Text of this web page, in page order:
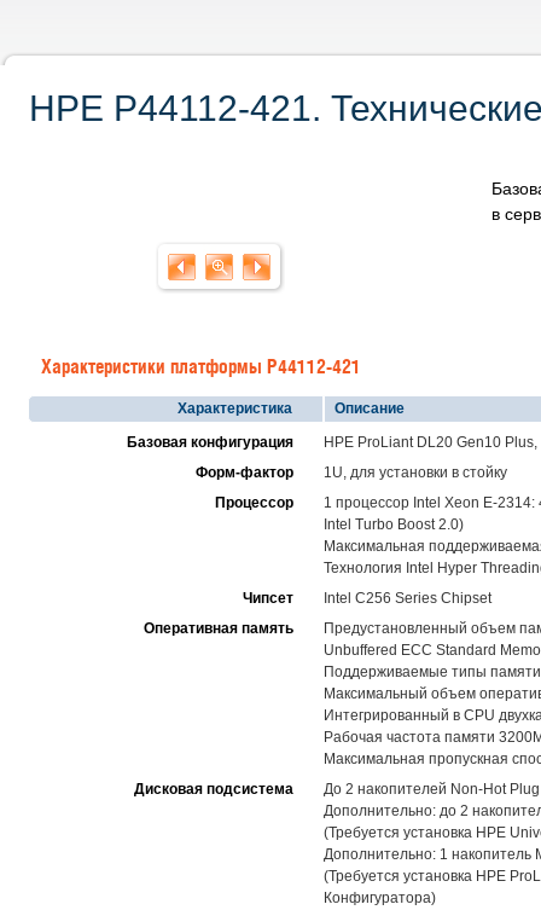
HPE P44112-421.
в
Характеристики платформы P44112-421
Характеристика
Описание
Базовая конфигурация
HPE ProLiant DL20 Gen10
Форм-фактор
1U, для установки в стойку
Процессор
1 процессор Intel Xeon E-2314:
Intel Turbo Boost 2.0)
Максимальная
Технология Intel Hyper
Чипсет
Intel C256 Series Chipset
Оперативная память
Предустановленный объем
Unbuffered ECC Standard
Поддерживаемые типы
Максимальный объем
Интегрированный в CPU
Рабочая частота памяти
Максимальная пропускная
Дисковая подсистема
До 2 накопителей Non-Hot
Дополнительно: до 2
(Требуется установка HPE
Дополнительно: 1 накопитель
(Требуется установка HPE
Конфигуратора)